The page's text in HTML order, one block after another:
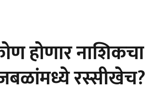
होणार नाशिकचा
रस्सीखेच?